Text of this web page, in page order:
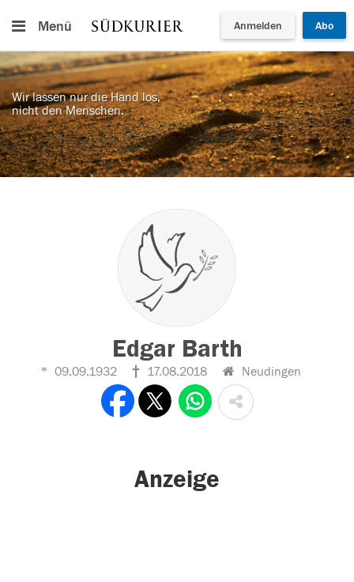
Menü Anmelden Abo
Wir lassen nur die Hand los,
nicht den Menschen.
Edgar Barth
09.09.1932 17.08.2018 Neudingen
Anzeige